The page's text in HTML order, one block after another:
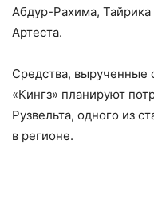
Абдур-Рахима,
Артеста.
Средства, вырученные
«Кингз» планируют
Рузвельта, одного из
в регионе.